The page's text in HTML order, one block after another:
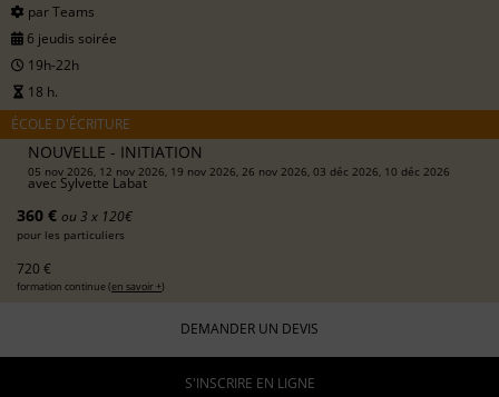
par Teams
6 jeudis soirée
19h-22h
18 h.
ÉCOLE D'ÉCRITURE
NOUVELLE - INITIATION
05 nov 2026, 12 nov 2026, 19 nov 2026, 26 nov 2026, 03 déc 2026, 10 déc 2026
avec Sylvette Labat
360 € ou 3 x 120€
pour les particuliers
720 €
formation continue (en savoir +)
DEMANDER UN DEVIS
S'INSCRIRE EN LIGNE